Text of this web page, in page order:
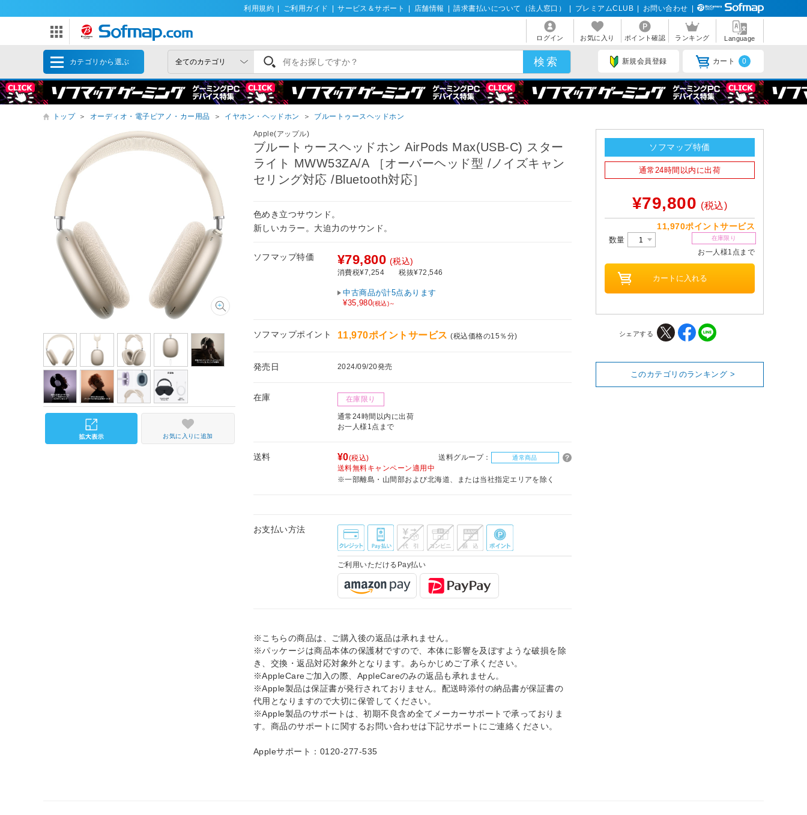
利用規約 ご利用ガイド サービス＆サポート 店舗情報 請求書払いについて（法人窓口） プレミアムCLUB お問い合わせ
ログイン お気に入り ポイント確認 ランキング Language
カテゴリから選ぶ 新規会員登録 カート 0
トップ ＞ オーディオ・電子ピアノ・カー用品 ＞ イヤホン・ヘッドホン ＞ ブルートゥースヘッドホン
Apple(アップル)
ブルートゥースヘッドホン AirPods Max(USB-C) スター
ライト MWW53ZA/A ［オーバーヘッド型 /ノイズキャン
セリング対応 /Bluetooth対応］
色めき立つサウンド。
新しいカラー。大迫力のサウンド。
ソフマップ特価 ¥79,800 (税込)
消費税¥7,254 税抜¥72,546
中古商品が計5点あります
¥35,980(税込)～
ソフマップポイント 11,970ポイントサービス(税込価格の15％分)
発売日 2024/09/20発売
在庫 在庫限り
通常24時間以内に出荷
お一人様1点まで
送料 ¥0(税込) 送料グループ： 通常商品
送料無料キャンペーン適用中
※一部離島・山間部および北海道、または当社指定エリアを除く
お支払い方法
ご利用いただけるPay払い
※こちらの商品は、ご購入後の返品は承れません。
※パッケージは商品本体の保護材ですので、本体に影響を及ぼすような破損を除
き、交換・返品対応対象外となります。あらかじめご了承ください。
※AppleCareご加入の際、AppleCareのみの返品も承れません。
※Apple製品は保証書が発行されておりません。配送時添付の納品書が保証書の
代用となりますので大切に保管してください。
※Apple製品のサポートは、初期不良含め全てメーカーサポートで承っておりま
す。商品のサポートに関するお問い合わせは下記サポートにご連絡ください。
Appleサポート：0120-277-535
お気に入りに追加
ソフマップ特価
通常24時間以内に出荷
¥79,800 (税込)
11,970ポイントサービス
数量 在庫限り
お一人様1点まで
シェアする
このカテゴリのランキング >